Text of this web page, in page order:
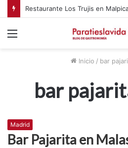
Restaurante Los Trujis en
Inicio / bar
bar
Madrid
Bar Pajarita en